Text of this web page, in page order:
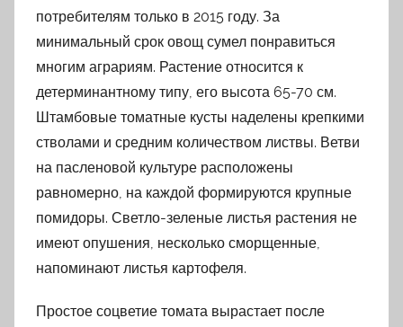
потребителям только в 2015 году. За
минимальный срок овощ сумел понравиться
многим аграриям. Растение относится к
детерминантному типу, его высота 65-70 см.
Штамбовые томатные кусты наделены крепкими
стволами и средним количеством листвы. Ветви
на пасленовой культуре расположены
равномерно, на каждой формируются крупные
помидоры. Светло-зеленые листья растения не
имеют опушения, несколько сморщенные,
напоминают листья картофеля.
Простое соцветие томата вырастает после